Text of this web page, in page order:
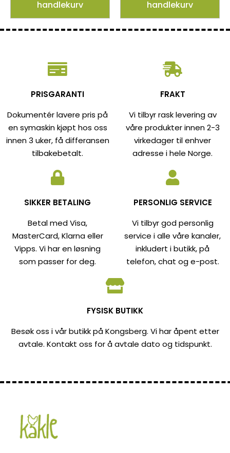
handlekurv handlekurv
PRISGARANTI
Dokumentér lavere pris på
en symaskin kjøpt hos oss
innen 3 uker, få differansen
tilbakebetalt.
FRAKT
Vi tilbyr rask levering av
våre produkter innen 2-3
virkedager til enhver
adresse i hele Norge.
SIKKER BETALING
Betal med Visa,
MasterCard, Klarna eller
Vipps. Vi har en løsning
som passer for deg.
PERSONLIG SERVICE
Vi tilbyr god personlig
service i alle våre kanaler,
inkludert i butikk, på
telefon, chat og e-post.
FYSISK BUTIKK
Besøk oss i vår butikk på Kongsberg. Vi har åpent etter
avtale. Kontakt oss for å avtale dato og tidspunkt.